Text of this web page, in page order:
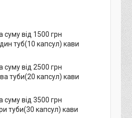
від 1500 грн
туб(10 капсул) кави
від 2500 грн
туби(20 капсул) кави
від 3500 грн
туби(30 капсул) кави